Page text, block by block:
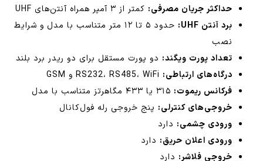
حداکثر جریان مصرفی: کمتر از ۳ آمپر همراه آنتن‌های UHF
برد آنتن UHF:
حدود ۵ تا ۱۲ متر متناسب با مدل و شرایط
نصب
تعداد پورت ویگند: دو پورت مستقل برای دو ریدر برد بلند
درگاه‌های ارتباطی:
فرکانس ریموت:
خروجی‌های کنترلی: پنج خروجی رله فول‌کانال
ورودی چشمی: دارد
ورودی اعلان حریق: دارد
خروجی فلاشر: دارد